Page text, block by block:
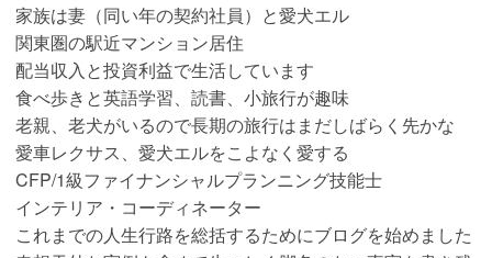
家族は妻（同い年の契約社員）と愛犬エル
関東圏の駅近マンション居住
配当収入と投資利益で生活しています
食べ歩きと英語学習、読書、小旅行が趣味
老親、老犬がいるので長期の旅行はまだしばらく先かな
愛車レクサス、愛犬エルをこよなく愛する
CFP/1級ファイナンシャルプランニング技能士
インテリア・コーディネーター
これまでの人生行路を総括するためにブログを始めました